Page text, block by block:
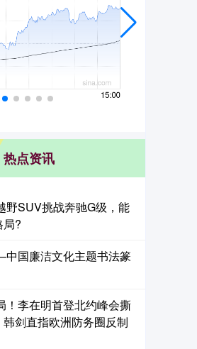
热点资讯
野SUV挑战奔驰G级，能
局?
国廉洁文化主题书法篆
！李在明首登北约峰会撕
剑直指欧洲防务圈反制